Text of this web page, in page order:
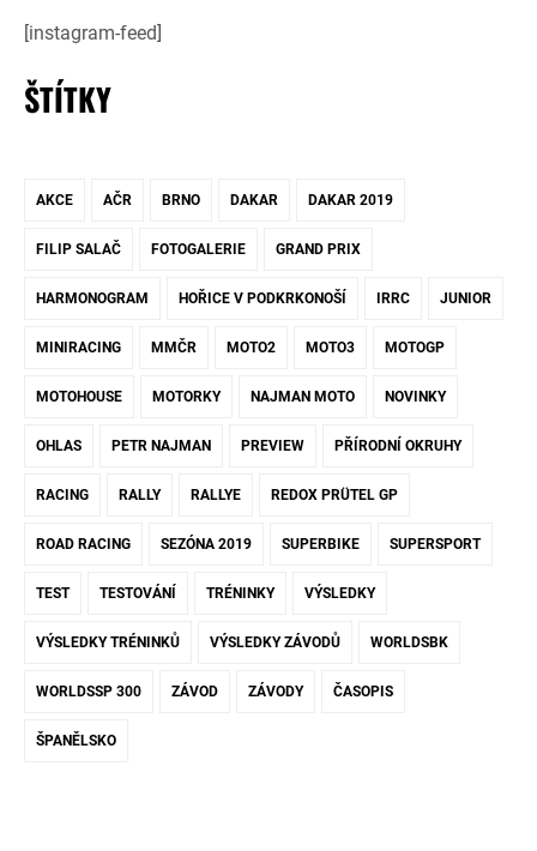
[instagram-feed]
ŠTÍTKY
AKCE AČR BRNO DAKAR DAKAR 2019
FILIP SALAČ FOTOGALERIE GRAND PRIX
HARMONOGRAM HOŘICE V PODKRKONOŠÍ IRRC JUNIOR
MINIRACING MMČR MOTO2 MOTO3 MOTOGP
MOTOHOUSE MOTORKY NAJMAN MOTO NOVINKY
OHLAS PETR NAJMAN PREVIEW PŘÍRODNÍ OKRUHY
RACING RALLY RALLYE REDOX PRÜTEL GP
ROAD RACING SEZÓNA 2019 SUPERBIKE SUPERSPORT
TEST TESTOVÁNÍ TRÉNINKY VÝSLEDKY
VÝSLEDKY TRÉNINKŮ VÝSLEDKY ZÁVODŮ WORLDSBK
WORLDSSP 300 ZÁVOD ZÁVODY ČASOPIS
ŠPANĚLSKO